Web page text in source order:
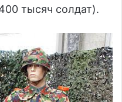
тысяч солдат).